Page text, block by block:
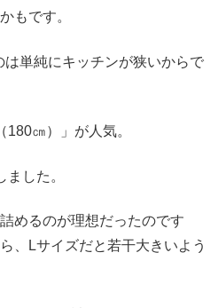
もです。
単純にキッチンが狭いからで
㎝）」が人気。
した。
めるのが理想だったのです
、Lサイズだと若干大きいよう